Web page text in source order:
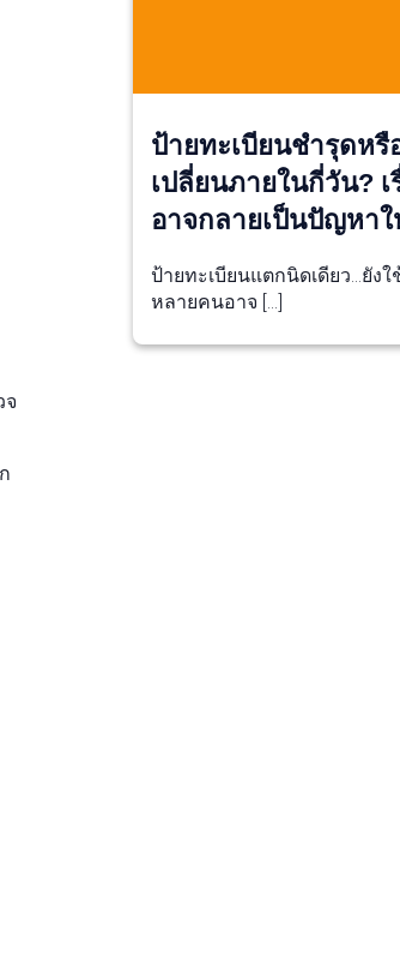
จ
ป้ายทะเบียนชำรุดหรื
เปลี่ยนภายในกี่วัน? เ
อาจกลายเป็นปัญหา
ป้ายทะเบียนแตกนิดเดียว…ยัง
หลายคนอาจ […]